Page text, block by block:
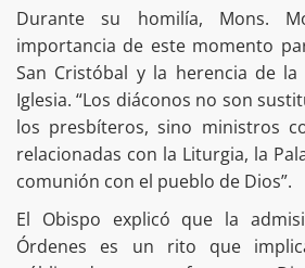
Durante su homilía, Mons.
importancia de este momento
San Cristóbal y la herencia de
Iglesia. “Los diáconos no son
los presbíteros, sino ministros
relacionadas con la Liturgia, la
comunión con el pueblo de Dios”.
El Obispo explicó que la
Órdenes es un rito que